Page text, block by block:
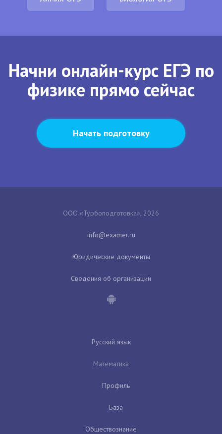
Начни онлайн-курс ЕГЭ по
физике прямо сейчас
Начать подготовку
ООО «Турбоподготовка», 2026
Юридические документы
Сведения об организации
Русский язык
Математика
Профиль
База
Обществознание